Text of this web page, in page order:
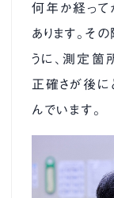
何年か経って
あります。そ
うに、測定箇
正確さが後に
んでいます。